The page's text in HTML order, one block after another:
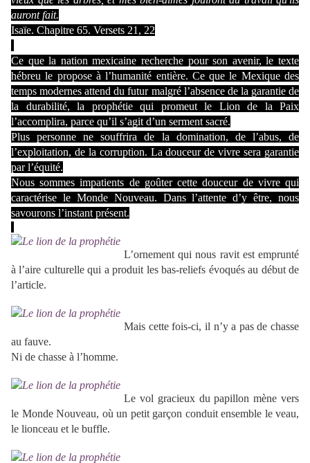
auront fait.
Isaïe. Chapitre 65. Versets 21, 22
Ce que la nation mexicaine recherche pour son avenir, le texte
hébreu le propose à l’humanité entière. Ce que le Mexique des
temps modernes attend du futur malgré l’absence de la garantie de
la durabilité, la prophétie qui promeut le Lion de la Paix
l’accomplira, parce qu’il s’agit d’un serment sacré.
Plus personne ne souffrira de la domination, de l’abus, de
l’exploitation, de la corruption. La douceur de vivre sera garantie
par l’équité.
Nous sommes impatients de goûter cette douceur de vivre qui
caractérise le Monde Nouveau. Dans l’attente d’y être, nous
savourons l’instant présent.
L’ornement qui nous ravit est emprunté
à l’aire culturelle qui a produit les bas-reliefs évoqués au début de
l’article.
Mais cette fois-ci, il n’y a pas de chasse
au fauve.
Ni de chasse à l’homme.
Le vol gracieux du papillon mène vers
le Monde Nouveau, où un petit garçon conduit ensemble le veau,
le lionceau et le buffle.